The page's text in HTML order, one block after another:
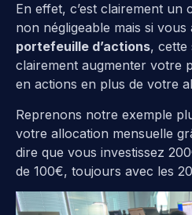
En effet, c’est clairement un
non négligeable mais si vous
portefeuille d’actions, cette
clairement augmenter votre
en actions en plus de votre
Reprenons notre exemple
votre allocation mensuelle
dire que vous investissez
de 100€, toujours avec les